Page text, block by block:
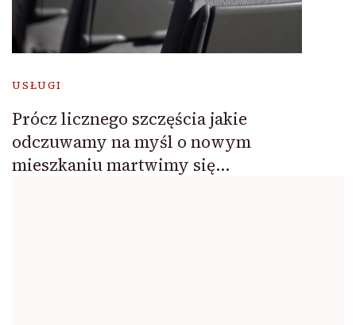
USŁUGI
Prócz licznego szczęścia jakie
odczuwamy na myśl o nowym
mieszkaniu martwimy się…